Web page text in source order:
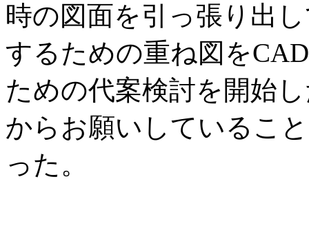
時の図面を引っ張り出
するための重ね図を
ための代案検討を開始
からお願いしているこ
った。